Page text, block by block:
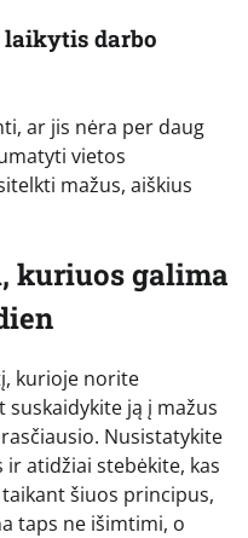
darbo
ar jis nėra per daug
vietos
mažus, aiškius
kuriuos galima
kurioje norite
ją į mažus
Nusistatykite
atidžiai stebėkite, kas
šiuos principus,
taps ne išimtimi, o